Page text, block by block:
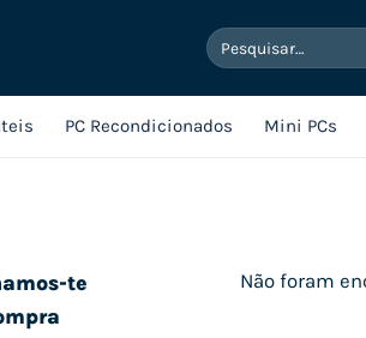
Pesquisar
por:
PC Recondicionados Mini PCs
te
Não foram